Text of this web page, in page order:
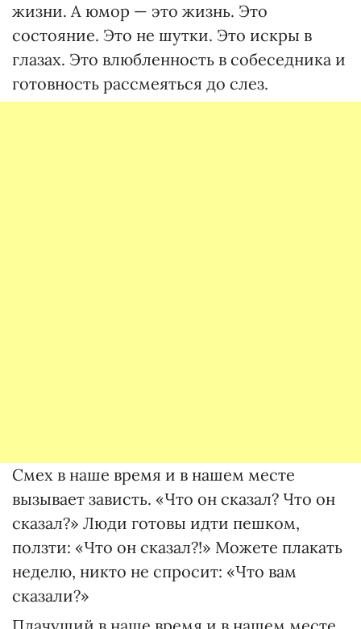
жизни. А юмор — это жизнь. Это
состояние. Это не шутки. Это искры в
глазах. Это влюбленность в собеседника и
готовность рассмеяться до слез.
Смех в наше время и в нашем месте
вызывает зависть. «Что он сказал? Что он
сказал?» Люди готовы идти пешком,
ползти: «Что он сказал?!» Можете плакать
неделю, никто не спросит: «Что вам
сказали?»